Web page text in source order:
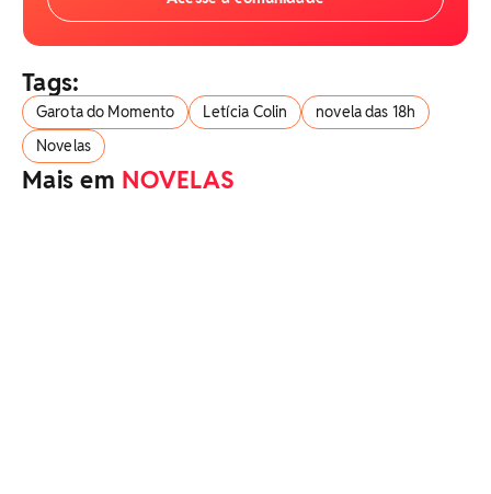
Tags:
Garota do Momento Letícia Colin
novela das 18h
Novelas
Mais em NOVELAS